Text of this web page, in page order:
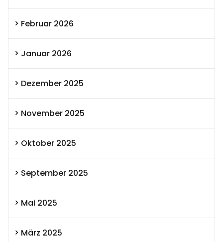
Februar 2026
Januar 2026
Dezember 2025
November 2025
Oktober 2025
September 2025
Mai 2025
März 2025